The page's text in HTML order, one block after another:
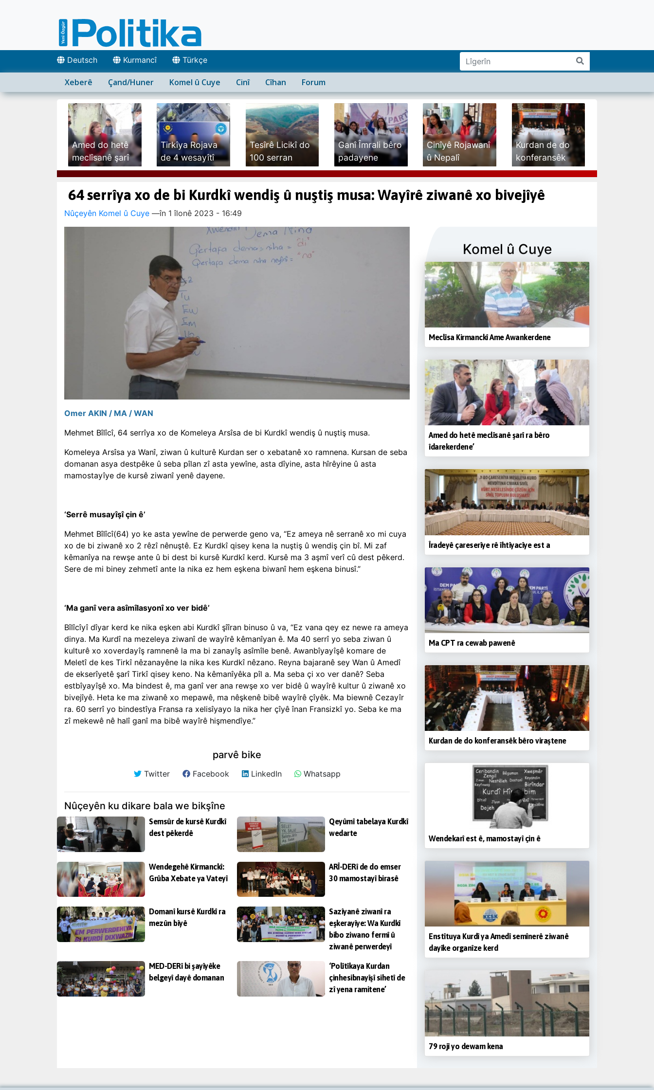
Deutsch Kurmancî Türkçe
Xeberê Çand/Huner Komel û Cuye Cinî Cîhan Forum
Amed do hetê
meclîsanê şarî
ra...
Tirkîya Rojava
de 4 wesayîtî
hedef...
Tesîrê Licikî do
100 serran
dewam...
Ganî Îmrali bêro
padayene
Cinîyê Rojawanî
û Nepalî
ameyî...
Kurdan de do
konferansêk
bêro...
64 serrîya xo de bi Kurdkî wendiş û nuştiş musa: Wayîrê ziwanê xo bivejîyê
Nûçeyên Komel û Cuye —în 1 îlonê 2023 - 16:49
Omer AKIN / MA / WAN
Mehmet Bîlîcî, 64 serrîya xo de Komeleya Arsîsa de bi Kurdkî wendiş û nuştiş musa.
Komeleya Arsîsa ya Wanî, ziwan û kulturê Kurdan ser o xebatanê xo ramnena. Kursan de seba
domanan asya destpêke û seba pîlan zî asta yewîne, asta dîyine, asta hîrêyine û asta
mamostayîye de kursê ziwanî yenê dayene.
‘Serrê musayîşî çin ê’
Mehmet Bîlîcî(64) yo ke asta yewîne de perwerde geno va, “Ez ameya nê serranê xo mi cuya
xo de bi ziwanê xo 2 rêzî nênuştê. Ez Kurdkî qisey kena la nuştiş û wendiş çin bî. Mi zaf
kêmanîya na rewşe ante û bi dest bi kursê Kurdkî kerd. Kursê ma 3 aşmî verî cû dest pêkerd.
Sere de mi biney zehmetî ante la nika ez hem eşkena biwanî hem eşkena binusî.”
‘Ma ganî vera asîmîlasyonî xo ver bidê’
Bîlîcîyî dîyar kerd ke nika eşken abi Kurdkî şîîran binuso û va, “Ez vana qey ez newe ra ameya
dinya. Ma Kurdî na mezeleya ziwanî de wayîrê kêmanîyan ê. Ma 40 serrî yo seba ziwan û
kulturê xo xoverdayîş ramnenê la ma bi zanayîş asîmîle benê. Awanbîyayîşê komare de
Meletî de kes Tirkî nêzanayêne la nika kes Kurdkî nêzano. Reyna bajaranê sey Wan û Amedî
de ekserîyetê şarî Tirkî qisey keno. Na kêmanîyêka pîl a. Ma seba çi xo ver danê? Seba
estbîyayîşê xo. Ma bindest ê, ma ganî ver ana rewşe xo ver bidê û wayîrê kultur û ziwanê xo
bivejîyê. Heta ke ma ziwanê xo mepawê, ma nêşkenê bibê wayîrê çîyêk. Ma biewnê Cezayîr
ra. 60 serrî yo bindestîya Fransa ra xelisîyayo la nika her çîyê înan Fransizkî yo. Seba ke ma
zî mekewê nê halî ganî ma bibê wayîrê hişmendîye.”
parvê bike
Twitter Facebook LinkedIn Whatsapp
Nûçeyên ku dikare bala we bikşîne
Semsûr de kursê Kurdkî
dest pêkerdê
Qeyûmî tabelaya Kurdkî
wedarte
Wendegehê Kirmanckî:
Grûba Xebate ya Vateyî
ARÎ-DERî de do emser
30 mamostayî birasê
Domanî kursê Kurdkî ra
mezûn bîyê
Sazîyanê ziwanî ra
eşkerayîye: Wa Kurdkî
bibo ziwano fermî û
ziwanê perwerdeyî
MED-DERî bi şayîyêke
belgeyî dayê domanan
‘Polîtîkaya Kurdan
çinhesibnayîşî sihetî de
zî yena ramitene’
Komel û Cuye
Meclîsa Kirmanckî Ame Awankerdene
Amed do hetê meclîsanê şarî ra bêro
îdarekerdene’
Îradeyê çareserîye rê îhtîyacîye est a
Ma CPT ra cewab pawenê
Kurdan de do konferansêk bêro viraştene
Wendekarî est ê, mamostayî çin ê
Enstîtuya Kurdî ya Amedî semînerê ziwanê
dayîke organîze kerd
79 rojî yo dewam kena